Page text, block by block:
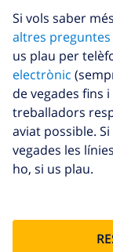
Fons de
cancel·lació :
Si vols saber
altres preguntes
us plau per
electrònic
de vegades fins
treballadors
aviat possible.
vegades les
ho, si us plau.